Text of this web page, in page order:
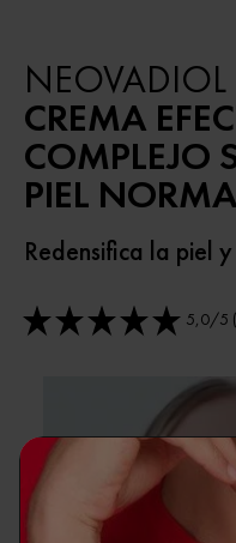
NEOVADIOL
CREMA
COMPLEJO
PIEL
Redensifica la piel
5,0/5